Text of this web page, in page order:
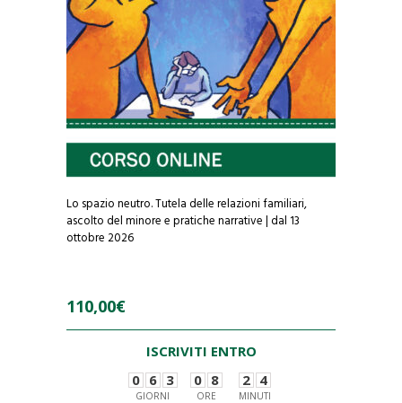
Lo spazio neutro. Tutela delle relazioni familiari,
ascolto del minore e pratiche narrative | dal 13
ottobre 2026
110,00€
ISCRIVITI ENTRO
0 6 3
GIORNI
0 8
ORE
2 4
MINUTI